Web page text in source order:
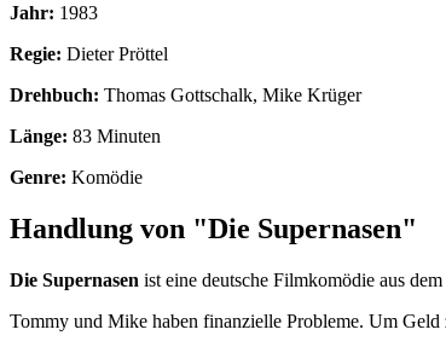
Jahr: 1983
Regie: Dieter Pröttel
Drehbuch: Thomas Gottschalk, Mike Krüger
Länge: 83 Minuten
Genre: Komödie
Handlung von "Die Supernasen"
Die Supernasen ist eine deutsche Filmkomödie aus
Tommy und Mike haben finanzielle Probleme. Um